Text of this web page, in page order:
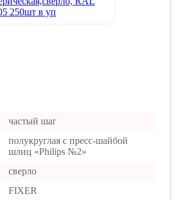
частый шаг
полукруглая с пресс-шайбой
шлиц «Philips №2»
сверло
FIXER